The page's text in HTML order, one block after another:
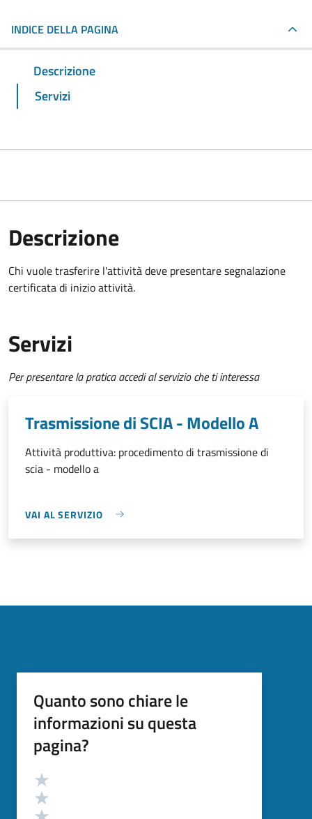
INDICE DELLA PAGINA
Descrizione
Servizi
Descrizione
Chi vuole trasferire l'attività deve presentare segnalazione
certificata di inizio attività.
Servizi
Per presentare la pratica accedi al servizio che ti interessa
Trasmissione di SCIA - Modello A
Attività produttiva: procedimento di trasmissione di
scia - modello a
VAI AL SERVIZIO
Quanto sono chiare le
informazioni su questa
pagina?
Valutazione